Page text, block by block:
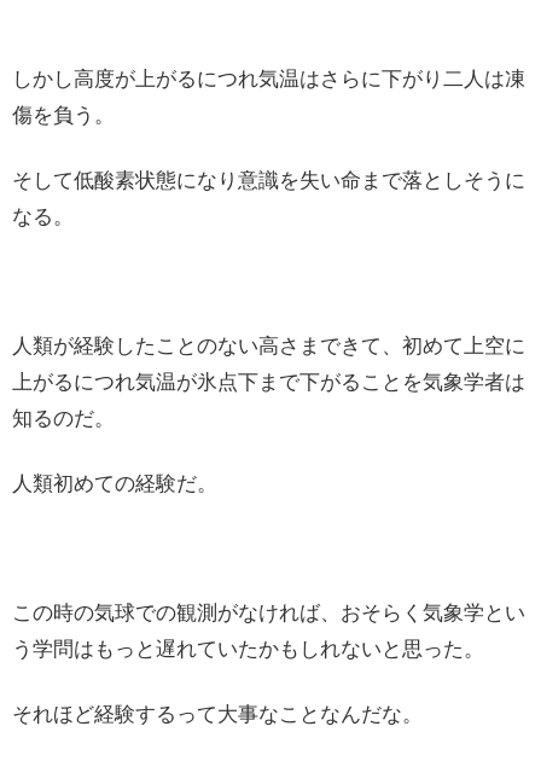
しかし高度が上がるにつれ気温はさらに下がり二人は凍
傷を負う。
そして低酸素状態になり意識を失い命まで落としそうに
なる。
人類が経験したことのない高さまできて、初めて上空に
上がるにつれ気温が氷点下まで下がることを気象学者は
知るのだ。
人類初めての経験だ。
この時の気球での観測がなければ、おそらく気象学とい
う学問はもっと遅れていたかもしれないと思った。
それほど経験するって大事なことなんだな。